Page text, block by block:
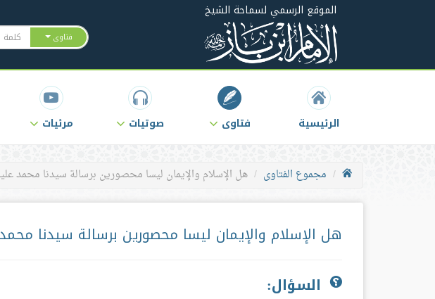
الموقع الرسمي لسماحة الشيخ
فتاوى
الرئيسية فتاوى صوتيات مرئيات
مجموع الفتاوى هل الإسلام والإيمان ليسا محصورين برسالة سيدنا محمد
هل الإسلام والإيمان ليسا محصورين برسالة سيدنا
السؤال: